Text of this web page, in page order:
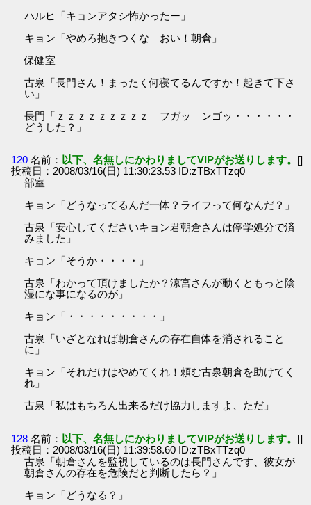
ハルヒ「キョンアタシ怖かったー」
キョン「やめろ抱きつくな おい！朝倉」
保健室
古泉「長門さん！まったく何寝てるんですか！起きて下さ
い」
長門「ｚｚｚｚｚｚｚｚｚ フガッ ンゴッ・・・・・・
どうした？」
120 名前： 以下、名無しにかわりましてVIPがお送りします。 []
投稿日：2008/03/16(日) 11:30:23.53 ID:zTBxTTzq0
部室
キョン「どうなってるんだ一体？ライフって何なんだ？」
古泉「安心してくださいキョン君朝倉さんは停学処分で済
みました」
キョン「そうか・・・・」
古泉「わかって頂けましたか？涼宮さんが動くともっと陰
湿にな事になるのが」
キョン「・・・・・・・・・」
古泉「いざとなれば朝倉さんの存在自体を消されること
に」
キョン「それだけはやめてくれ！頼む古泉朝倉を助けてく
れ」
古泉「私はもちろん出来るだけ協力しますよ、ただ」
128 名前： 以下、名無しにかわりましてVIPがお送りします。 []
投稿日：2008/03/16(日) 11:39:58.60 ID:zTBxTTzq0
古泉「朝倉さんを監視しているのは長門さんです、彼女が
朝倉さんの存在を危険だと判断したら？」
キョン「どうなる？」